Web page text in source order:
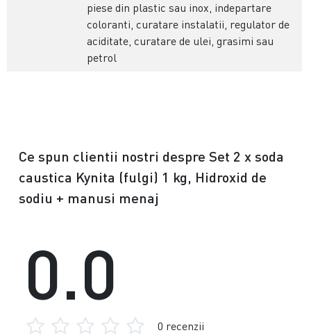
piese din plastic sau inox, indepartare
coloranti, curatare instalatii, regulator de
aciditate, curatare de ulei, grasimi sau
petrol
Ce spun clientii nostri despre Set 2 x soda
caustica Kynita (fulgi) 1 kg, Hidroxid de
sodiu + manusi menaj
0.0
0 recenzii